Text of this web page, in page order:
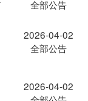
全部公告
2026-04-02
全部公告
2026-04-02